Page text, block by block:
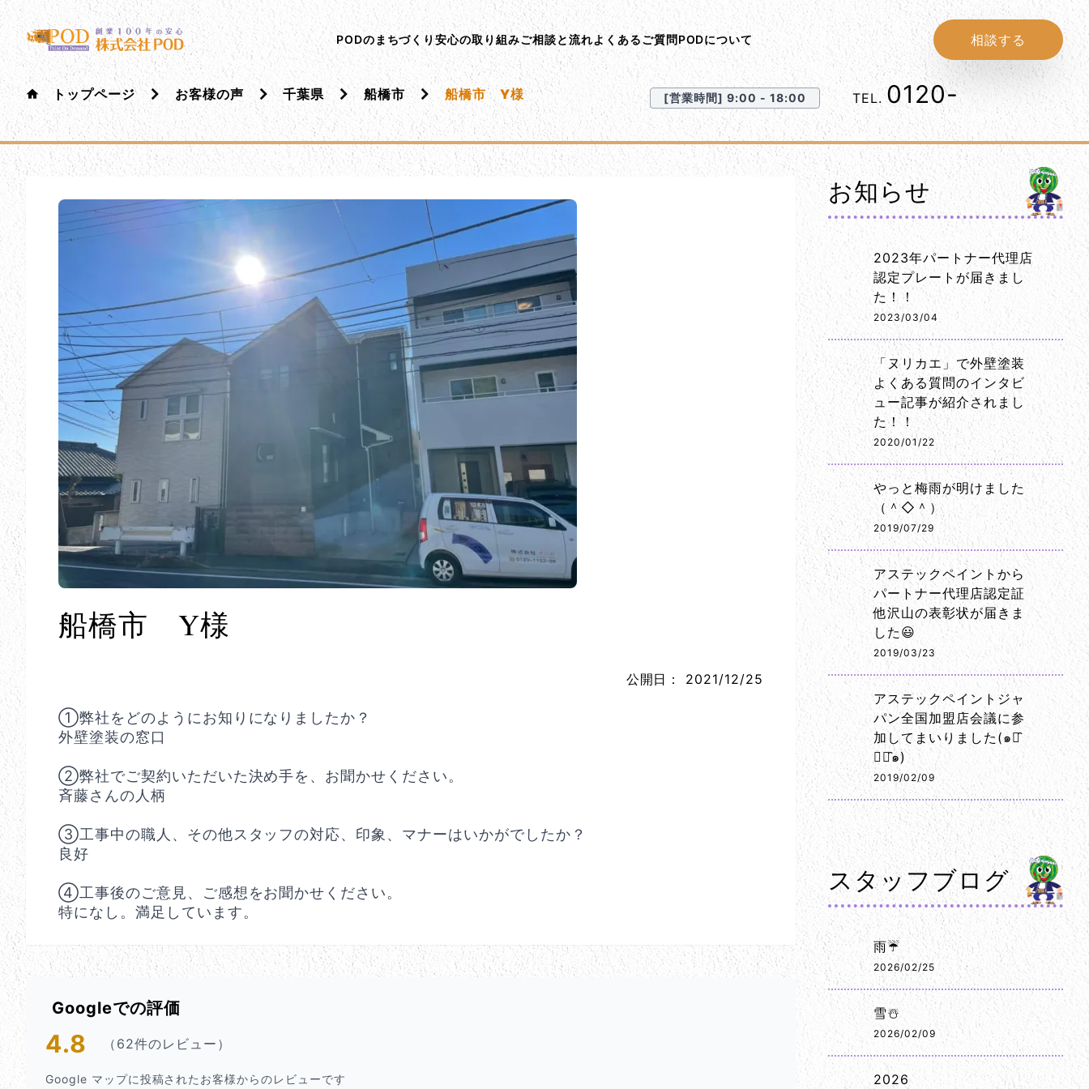
メインコンテンツにスキップ
株式会社ペイント・オン・デマンド
千葉の外壁塗装・屋根塗装なら創業100年の安心 ペイント･オン･デマンド
PODのまちづくり安心の取り組みご相談と流れよくあるご質問PODについて 相談する
トップページ お客様の声 千葉県 船橋市 船橋市 Y様 [営業時間] 9:00 - 18:00 TEL.0120-1152-86
船橋市 Y様
公開日： 2021/12/25
①弊社をどのようにお知りになりましたか？
外壁塗装の窓口
②弊社でご契約いただいた決め手を、お聞かせください。
斉藤さんの人柄
③工事中の職人、その他スタッフの対応、印象、マナーはいかがでしたか？
良好
④工事後のご意見、ご感想をお聞かせください。
特になし。満足しています。
Googleでの評価
4.8 （62件のレビュー）
Google マップに投稿されたお客様からのレビューです
お知らせ
2023年パートナー代理店
認定プレートが届きまし
た！！
2023/03/04
「ヌリカエ」で外壁塗装
よくある質問のインタビ
ュー記事が紹介されまし
た！！
2020/01/22
やっと梅雨が明けました
（＾◇＾）
2019/07/29
アステックペイントから
パートナー代理店認定証
他沢山の表彰状が届きま
した😃
2019/03/23
アステックペイントジャ
パン全国加盟店会議に参
加してまいりました(๑･̑
◡･̑๑)
2019/02/09
スタッフブログ
雨☔
2026/02/25
雪☃️
2026/02/09
2026